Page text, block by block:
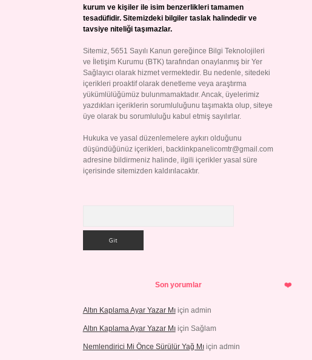
kurum ve kişiler ile isim benzerlikleri tamamen
tesadüfidir. Sitemizdeki bilgiler taslak halindedir ve
tavsiye niteliği taşımazlar.
Sitemiz, 5651 Sayılı Kanun gereğince Bilgi Teknolojileri
ve İletişim Kurumu (BTK) tarafından onaylanmış bir Yer
Sağlayıcı olarak hizmet vermektedir. Bu nedenle, sitedeki
içerikleri proaktif olarak denetleme veya araştırma
yükümlülüğümüz bulunmamaktadır. Ancak, üyelerimiz
yazdıkları içeriklerin sorumluluğunu taşımakta olup, siteye
üye olarak bu sorumluluğu kabul etmiş sayılırlar.
Hukuka ve yasal düzenlemelere aykırı olduğunu
düşündüğünüz içerikleri, backlinkpanelicomtr@gmail.com
adresine bildirmeniz halinde, ilgili içerikler yasal süre
içerisinde sitemizden kaldırılacaktır.
Son yorumlar
Altın Kaplama Ayar Yazar Mıiçin admin
Altın Kaplama Ayar Yazar Mıiçin Sağlam
Nemlendirici Mi Önce Sürülür Yağ Mıiçin admin